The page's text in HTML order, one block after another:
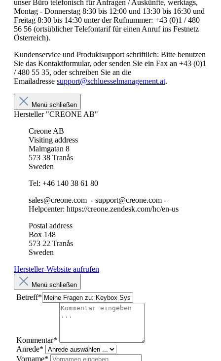
unser Büro telefonisch für Anfragen / Auskünfte, werktags,
Montag - Donnerstag 8:30 bis 12:00 und 13:30 bis 16:30 und
Freitag 8:30 bis 14:30 unter der Rufnummer: +43 (0)1 / 480
56 56 (ortsüblicher Telefontarif für einen Anruf ins Festnetz
Österreich).
Kundenservice und Produktsupport schriftlich: Bitte benutzen
Sie das Kontaktformular, oder senden Sie ein Fax an +43 (0)1
/ 480 55 35, oder schreiben Sie an die
Emailadresse support@schluesselmanagement.at.
Menü schließen
Hersteller "CREONE AB"
Creone AB
Visiting address
Malmgatan 8
573 38 Tranås
Sweden
Tel: +46 140 38 61 80
sales@creone.com - support@creone.com -
Helpcenter: https://creone.zendesk.com/hc/en-us
Postal address
Box 148
573 22 Tranås
Sweden
Hersteller-Website aufrufen
Menü schließen
Betreff*
Kommentar*
Anrede*
Vorname*